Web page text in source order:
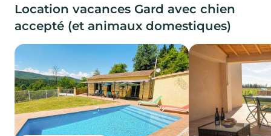
Location vacances Gard avec chien
accepté (et animaux domestiques)